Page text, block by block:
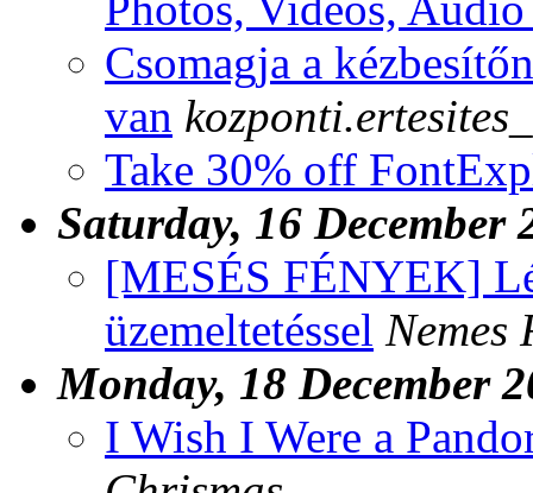
Csomagja a
van
Take 30% off
Saturday, 16 December
[MESÉS FÉNYEK]
üzemeltetéssel Nemes
Monday, 18 December
I Wish I Were a